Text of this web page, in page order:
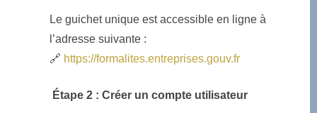
Le guichet unique est accessible en ligne à
l’adresse suivante :
🔗 https://formalites.entreprises.gouv.fr
Étape 2 : Créer un compte utilisateur